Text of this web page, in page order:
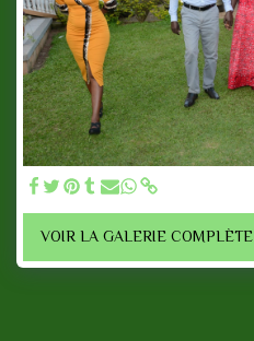
VOIR LA GALERIE COMPLÈTE